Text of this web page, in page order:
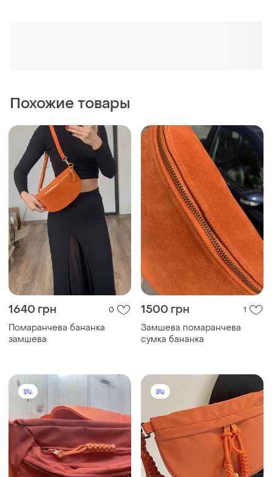
1640 грн 0
Помаранчева бананка
замшева
1500 грн 1
Замшева помаранчева
сумка бананка